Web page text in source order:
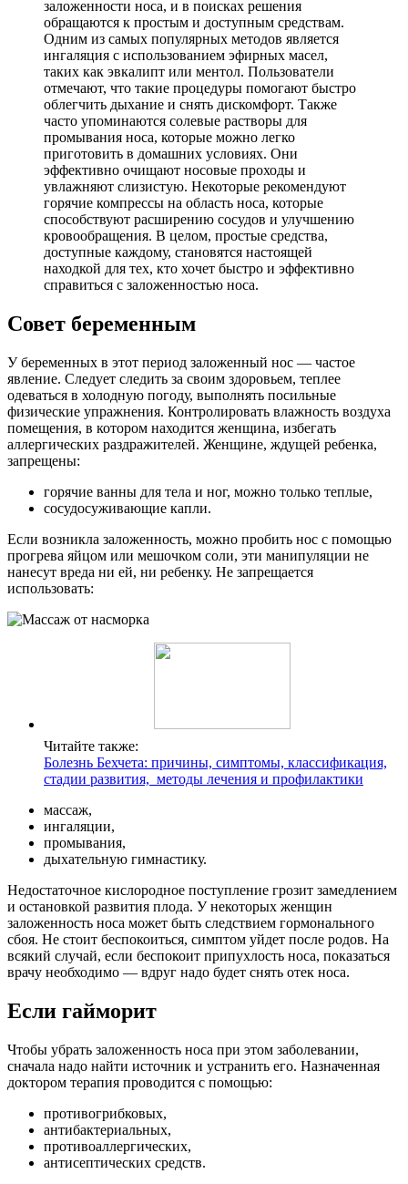
заложенности носа, и в поисках решения
обращаются к простым и доступным средствам.
Одним из самых популярных методов является
ингаляция с использованием эфирных масел,
таких как эвкалипт или ментол. Пользователи
отмечают, что такие процедуры помогают быстро
облегчить дыхание и снять дискомфорт. Также
часто упоминаются солевые растворы для
промывания носа, которые можно легко
приготовить в домашних условиях. Они
эффективно очищают носовые проходы и
увлажняют слизистую. Некоторые рекомендуют
горячие компрессы на область носа, которые
способствуют расширению сосудов и улучшению
кровообращения. В целом, простые средства,
доступные каждому, становятся настоящей
находкой для тех, кто хочет быстро и эффективно
справиться с заложенностью носа.
Совет беременным
У беременных в этот период заложенный нос — частое
явление. Следует следить за своим здоровьем, теплее
одеваться в холодную погоду, выполнять посильные
физические упражнения. Контролировать влажность воздуха
помещения, в котором находится женщина, избегать
аллергических раздражителей. Женщине, ждущей ребенка,
запрещены:
горячие ванны для тела и ног, можно только теплые,
сосудосуживающие капли.
Если возникла заложенность, можно пробить нос с помощью
прогрева яйцом или мешочком соли, эти манипуляции не
нанесут вреда ни ей, ни ребенку. Не запрещается
использовать:
Читайте также:
Болезнь Бехчета: причины, симптомы, классификация,
стадии развития, методы лечения и профилактики
массаж,
ингаляции,
промывания,
дыхательную гимнастику.
Недостаточное кислородное поступление грозит замедлением
и остановкой развития плода. У некоторых женщин
заложенность носа может быть следствием гормонального
сбоя. Не стоит беспокоиться, симптом уйдет после родов. На
всякий случай, если беспокоит припухлость носа, показаться
врачу необходимо — вдруг надо будет снять отек носа.
Если гайморит
Чтобы убрать заложенность носа при этом заболевании,
сначала надо найти источник и устранить его. Назначенная
доктором терапия проводится с помощью:
противогрибковых,
антибактериальных,
противоаллергических,
антисептических средств.